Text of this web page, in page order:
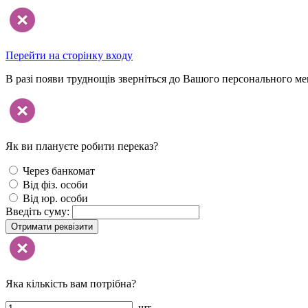
Перейти на сторінку входу
В разі появи труднощів зверніться до Вашого персонального
Як ви плануєте робити переказ?
Через банкомат
Від фіз. особи
Від юр. особи
Введіть суму:
Отримати реквізити
Яка кількість вам потрібна?